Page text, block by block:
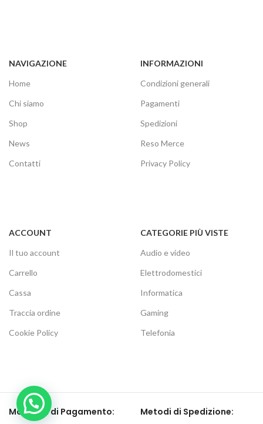
NAVIGAZIONE
Home
Chi siamo
Shop
News
Contatti
INFORMAZIONI
Condizioni generali
Pagamenti
Spedizioni
Reso Merce
Privacy Policy
ACCOUNT
Il tuo account
Carrello
Cassa
Traccia ordine
Cookie Policy
CATEGORIE PIÙ VISTE
Audio e video
Elettrodomestici
Informatica
Gaming
Telefonia
Modalità di Pagamento: Metodi di Spedizione: